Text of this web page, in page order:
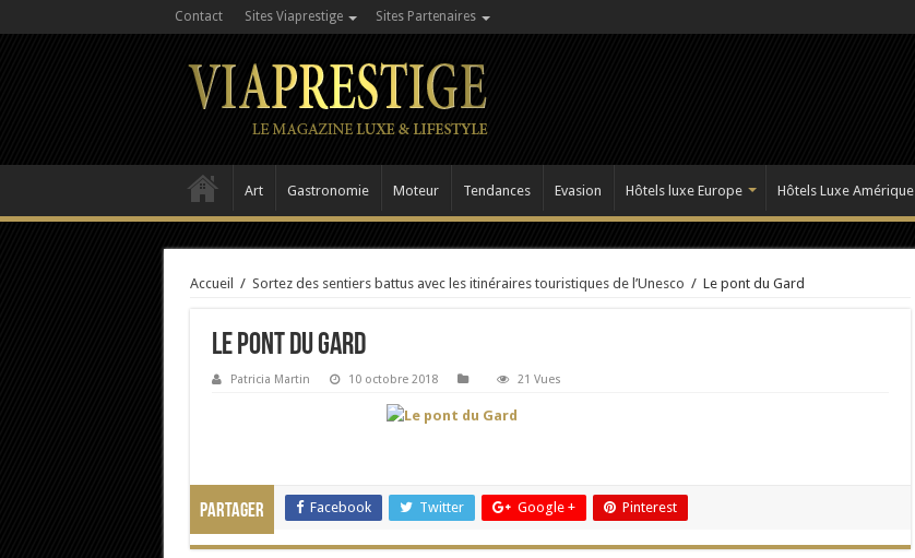
Contact Sites Viaprestige Sites Partenaires
Art Gastronomie Moteur Tendances Evasion Hôtels luxe Europe Hôtels Luxe Amérique
Accueil / Sortez des sentiers battus avec les itinéraires touristiques de l’Unesco / Le pont du Gard
Le pont du Gard
Patricia Martin 10 octobre 2018 21 Vues
Partager Facebook Twitter Google + Pinterest